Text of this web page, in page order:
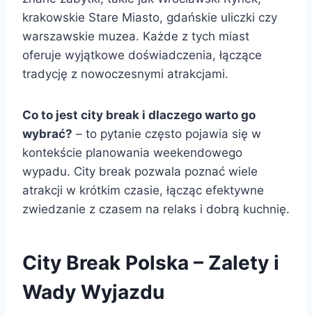
krakowskie Stare Miasto, gdańskie uliczki czy
warszawskie muzea. Każde z tych miast
oferuje wyjątkowe doświadczenia, łączące
tradycję z nowoczesnymi atrakcjami.
Co to jest city break i dlaczego warto go
wybrać? – to pytanie często pojawia się w
kontekście planowania weekendowego
wypadu. City break pozwala poznać wiele
atrakcji w krótkim czasie, łącząc efektywne
zwiedzanie z czasem na relaks i dobrą kuchnię.
City Break Polska – Zalety i
Wady Wyjazdu